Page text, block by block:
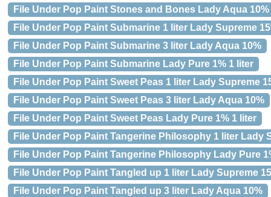
File Under Pop Paint Stones and Bones Lady Aqua 10%
File Under Pop Paint Submarine 1 liter Lady Supreme
File Under Pop Paint Submarine 3 liter Lady Aqua 10%
File Under Pop Paint Submarine Lady Pure 1% 1 liter
File Under Pop Paint Sweet Peas 1 liter Lady Supreme
File Under Pop Paint Sweet Peas 3 liter Lady Aqua 10%
File Under Pop Paint Sweet Peas Lady Pure 1% 1 liter
File Under Pop Paint Tangerine Philosophy 1 liter Lady
File Under Pop Paint Tangerine Philosophy Lady Pure
File Under Pop Paint Tangled up 1 liter Lady Supreme
File Under Pop Paint Tangled up 3 liter Lady Aqua 10%